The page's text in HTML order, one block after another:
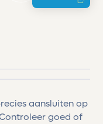
aansluiten op
goed of